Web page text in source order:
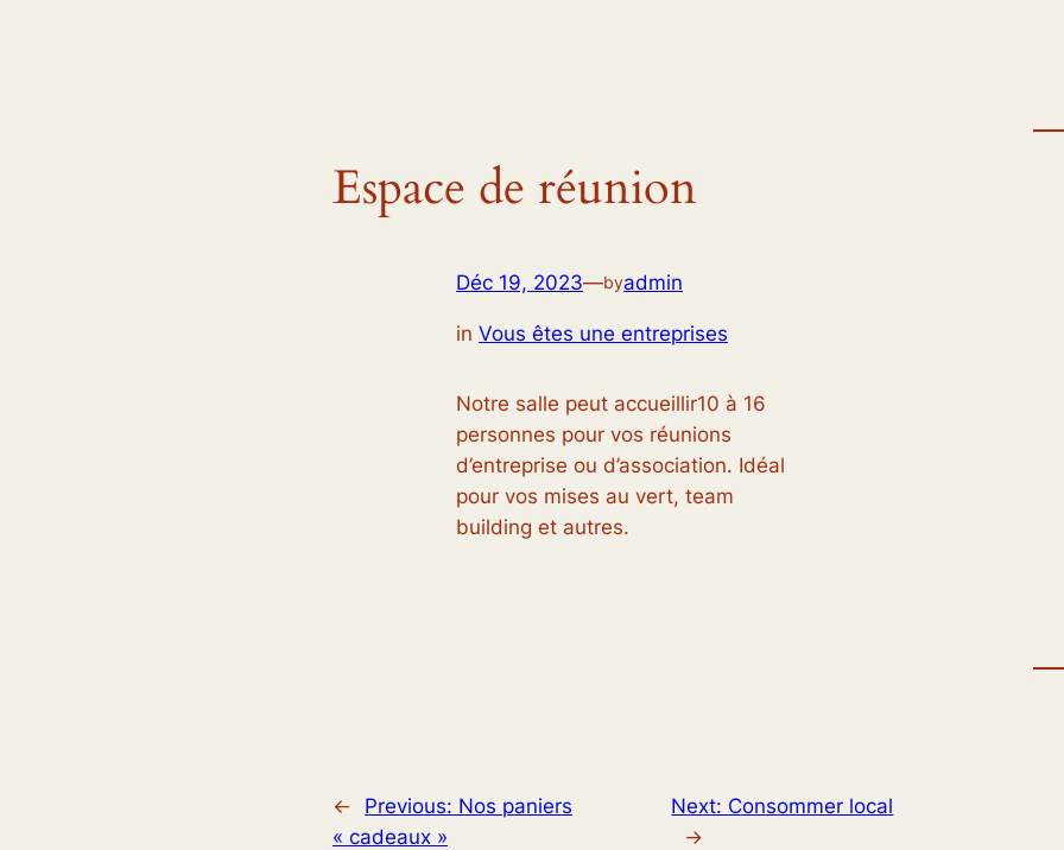
Espace de réunion
Déc 19, 2023—byadmin
in Vous êtes une entreprises
Notre salle peut accueillir10 à 16
personnes pour vos réunions
d’entreprise ou d’association. Idéal
pour vos mises au vert, team
building et autres.
← Previous: Nos paniers
« cadeaux »
Next: Consommer local
→